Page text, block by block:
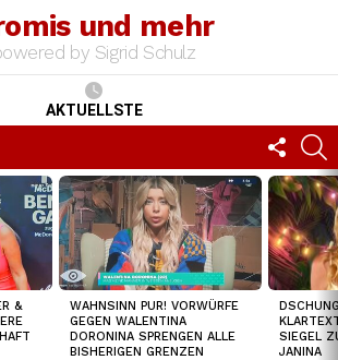
und mehr
by Sigrid Schulz
AKTUELLSTE
US
&
WAHNSINN PUR! VORWÜRFE
GEGEN WALENTINA
DORONINA SPRENGEN ALLE
BISHERIGEN GRENZEN
SIEGEL
JANINA